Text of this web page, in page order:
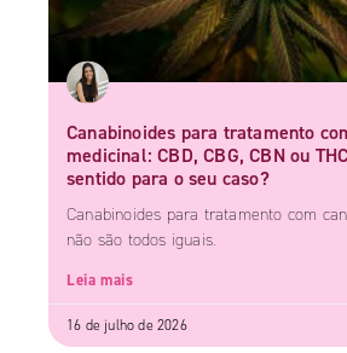
Canabinoides para tratamento
medicinal: CBD, CBG, CBN ou
sentido para o seu caso?
Canabinoides para tratamento com
não são todos iguais.
Leia mais
16 de julho de 2026